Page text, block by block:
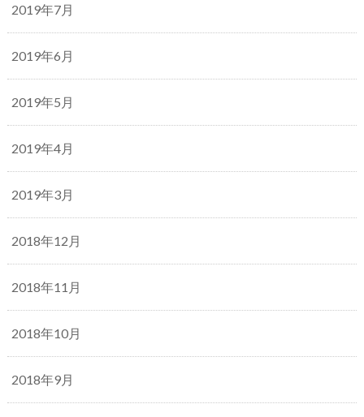
2019年7月
2019年6月
2019年5月
2019年4月
2019年3月
2018年12月
2018年11月
2018年10月
2018年9月